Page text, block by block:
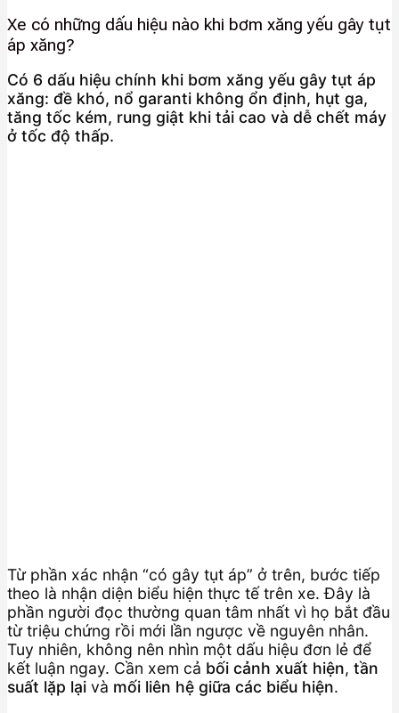
Xe có những dấu hiệu nào khi bơm xăng yếu gây tụt
áp xăng?
Có 6 dấu hiệu chính khi bơm xăng yếu gây tụt áp
xăng: đề khó, nổ garanti không ổn định, hụt ga,
tăng tốc kém, rung giật khi tải cao và dễ chết máy
ở tốc độ thấp.
Từ phần xác nhận “có gây tụt áp” ở trên, bước tiếp
theo là nhận diện biểu hiện thực tế trên xe. Đây là
phần người đọc thường quan tâm nhất vì họ bắt đầu
từ triệu chứng rồi mới lần ngược về nguyên nhân.
Tuy nhiên, không nên nhìn một dấu hiệu đơn lẻ để
kết luận ngay. Cần xem cả bối cảnh xuất hiện, tần
suất lặp lại và mối liên hệ giữa các biểu hiện.